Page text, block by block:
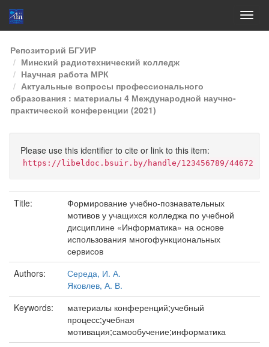
Skip
navigation
Репозиторий БГУИР
Минский радиотехнический колледж
Научная работа МРК
Актуальные вопросы профессионального
образования : материалы 4 Международной научно-
практической конференции (2021)
Please use this identifier to cite or link to this item:
https://libeldoc.bsuir.by/handle/123456789/44672
Title:
Формирование учебно-познавательных
мотивов у учащихся колледжа по учебной
дисциплине «Информатика» на основе
использования многофункциональных
сервисов
Authors:
Середа, И. А.
Яковлев, А. В.
Keywords:
материалы конференций;учебный
процесс;учебная
мотивация;самообучение;информатика